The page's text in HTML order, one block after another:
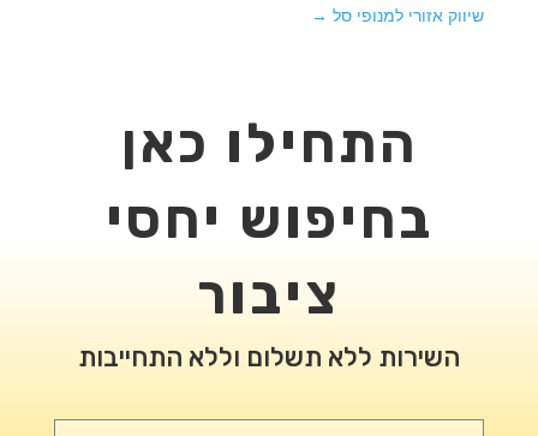
שיווק אזורי למנופי סל→
התחילו כאן
בחיפוש יחסי
ציבור
השירות ללא תשלום וללא התחייבות